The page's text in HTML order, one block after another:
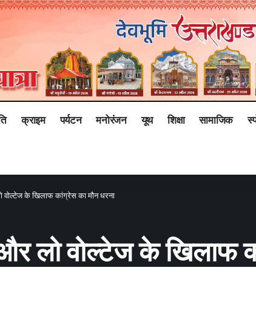
क्राइम पर्यटन मनोरंजन यूथ शिक्षा सामाजिक
वोल्टेज के खिलाफ कांग्रेस का मौन धरना
और लो वोल्टेज के खिलाफ